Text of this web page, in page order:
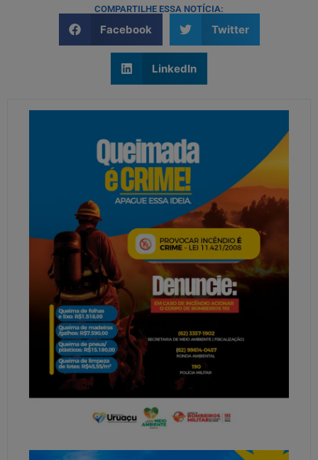
COMPARTILHE ESSA NOTÍCIA:
Facebook Twitter
LinkedIn